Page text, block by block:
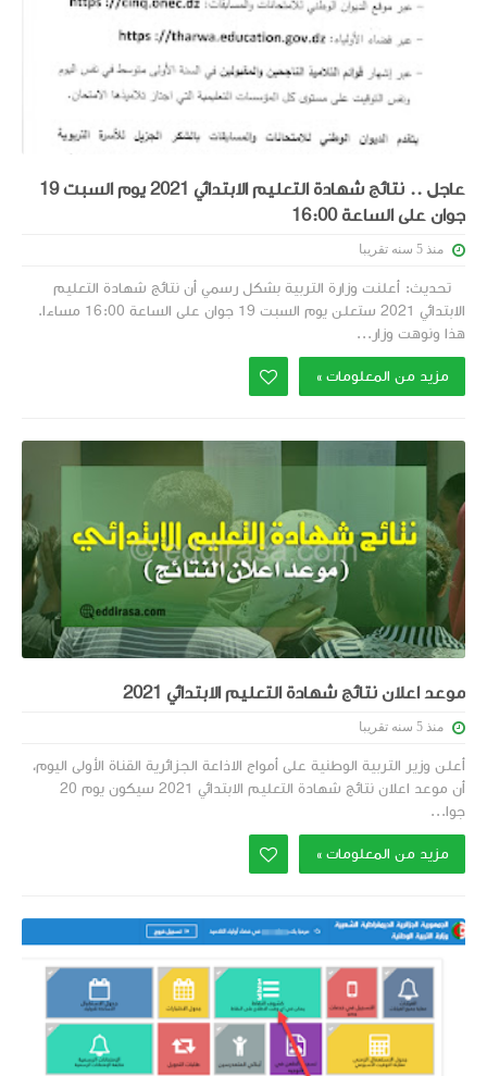
عاجل .. نتائج شهادة التعليم الابتدائي 2021 يوم السبت 19
جوان على الساعة 16:00
منذ 5 سنه تقريبا
تحديث: أعلنت وزارة التربية بشكل رسمي أن نتائج شهادة التعليم
الابتدائي 2021 ستعلن يوم السبت 19 جوان على الساعة 16:00 مساءا.
هذا ونوهت وزار...
مزيد من المعلومات »
موعد اعلان نتائج شهادة التعليم الابتدائي 2021
منذ 5 سنه تقريبا
أعلن وزير التربية الوطنية على أمواج الاذاعة الجزائرية القناة الأولى اليوم،
أن موعد اعلان نتائج شهادة التعليم الابتدائي 2021 سيكون يوم 20
جوا...
مزيد من المعلومات »